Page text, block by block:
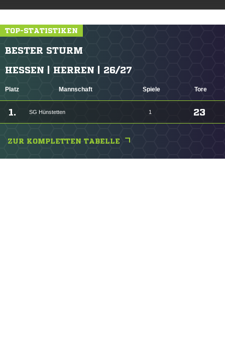
TOP-STATISTIKEN
BESTER STURM
HESSEN | HERREN | 26/27
Platz Mannschaft Spiele Tore
1. SG Hünstetten 1 23
ZUR KOMPLETTEN TABELLE